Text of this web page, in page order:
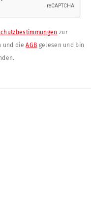
zur
und dieAGB gelesen und bin